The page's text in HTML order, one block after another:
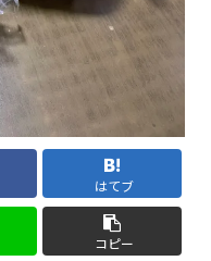
はてブ
コピー